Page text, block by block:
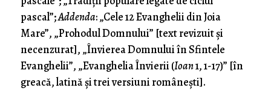
pascal”;Addenda: „Cele 12 Evanghelii din Joia
Mare”, „Prohodul Domnului” [text revizuit şi
necenzurat], „Învierea Domnului în Sfintele
Evanghelii”, „Evanghelia Învierii (Ioan1, 1-17)” [în
greacă, latină şi trei versiuni româneşti].